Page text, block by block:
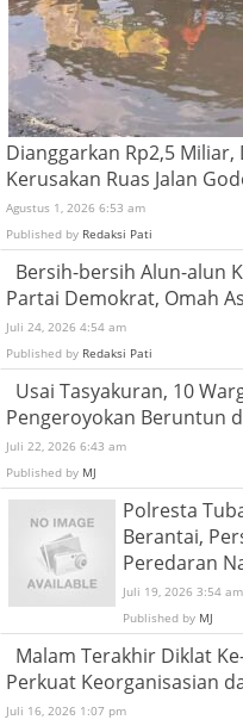
Dianggarkan Rp2,5 Miliar,
Kerusakan Ruas Jalan
Agustus 1, 2026 6:53 am
Published by Redaksi Pati
Bersih-bersih Alun-alun
Partai Demokrat, Omah
Juli 24, 2026 4:54 am
Published by Redaksi Pati
Usai Tasyakuran, 10
Pengeroyokan Beruntun
Juli 22, 2026 6:43 am
Published by MJ
Polresta
Berantai,
Peredaran
Juli 19, 2026 3:54 am
Published by MJ
Malam Terakhir Diklat
Perkuat Keorganisasian
Juli 16, 2026 1:07 pm